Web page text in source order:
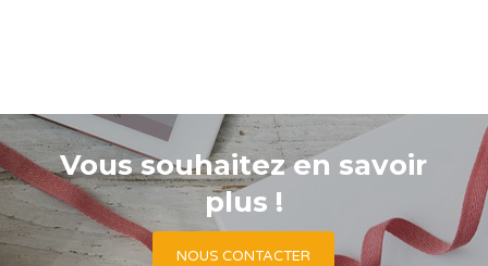
Vous souhaitez en savoir
plus !
NOUS CONTACTER